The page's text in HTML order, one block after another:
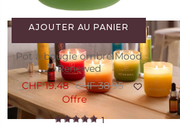
AJOUTER AU PANIER
Pot à bougie ombré Mood
Renewed
CHF 19.48 CHF 38.95
Offre
1